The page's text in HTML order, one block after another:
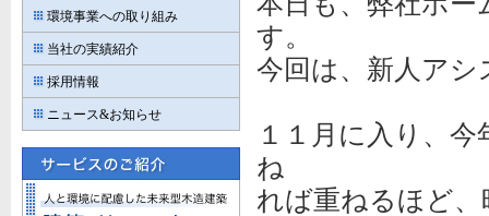
す。
今回は、新人ア
１１月に入り、
ね
れば重ねるほど
環境事業への取り組み
当社の実績紹介
採用情報
ニュース&お知らせ